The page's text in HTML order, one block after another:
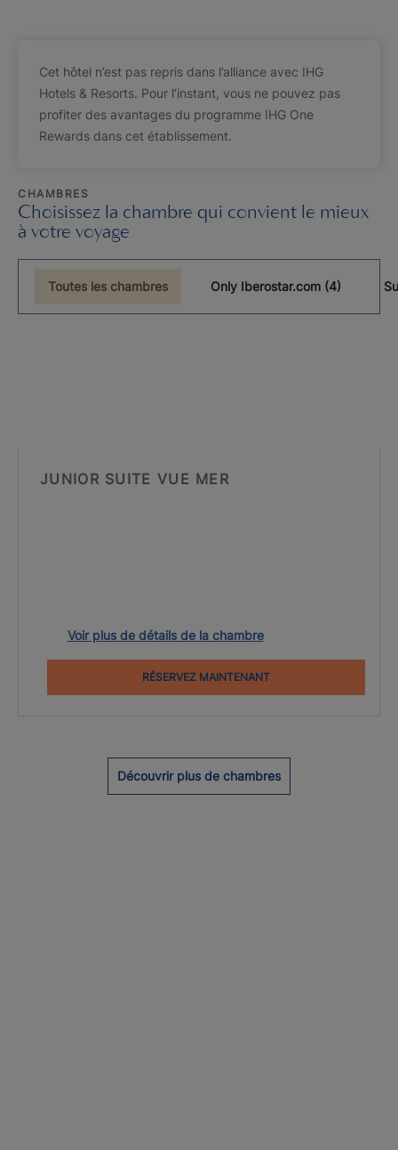
Cet hôtel n’est pas repris dans l’alliance avec IHG
Hotels & Resorts. Pour l’instant, vous ne pouvez pas
profiter des avantages du programme IHG One
Rewards dans cet établissement.
CHAMBRES
Choisissez la chambre qui convient le mieux
à votre voyage
Toutes les chambres Only Iberostar.com (4)
JUNIOR SUITE VUE MER
Voir plus de détails de la chambre
RÉSERVEZ MAINTENANT
Découvrir plus de chambres